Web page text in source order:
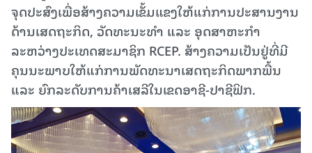
ຈຸດປະສົງເພື່ອສ້າງຄວາມເຂັ້ມແຂງໃຫ້ແກ່ການປະສານງານ
ດ້ານເສດຖະກິດ, ວັດທະນະທຳ ແລະ ອຸດສາຫະກຳ
ລະຫວ່າງປະເທດສະມາຊິກ RCEP. ສ້າງຄວາມເປັນຢູ່ທີ່ມີ
ຄຸນນະພາບໃຫ້ແກ່ການພັດທະນາເສດຖະກິດພາກພື້ນ
ແລະ ຍົກລະດັບການຄ້າເສລີໃນເຂດອາຊີ-ປາຊີຟິກ.